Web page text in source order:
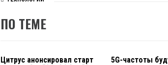
ПО ТЕМЕ
Цитрус анонсировал старт
5G-частоты